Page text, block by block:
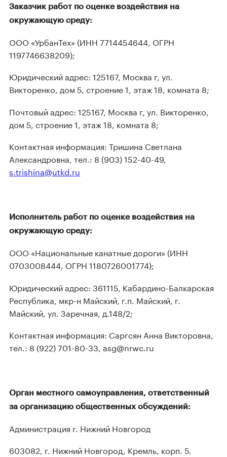
Заказчик работ по оценке воздействия на
окружающую среду:
ООО «УрбанТех» (ИНН 7714454644, ОГРН
1197746638209);
Юридический адрес: 125167, Москва г, ул.
Викторенко, дом 5, строение 1, этаж 18, комната 8;
Почтовый адрес: 125167, Москва г, ул. Викторенко,
дом 5, строение 1, этаж 18, комната 8;
Контактная информация: Тришина Светлана
Александровна, тел.: 8 (903) 152-40-49,
s.trishina@utkd.ru
Исполнитель работ по оценке воздействия на
окружающую среду:
ООО «Национальные канатные дороги» (ИНН
0703008444, ОГРН 1180726001774);
Юридический адрес: 361115, Кабардино-Балкарская
Республика, мкр-н Майский, г.п. Майский, г.
Майский, ул. Заречная, д.148/2;
Контактная информация: Саргсян Анна Викторовна,
тел.: 8 (922) 701-80-33, asg@nrwc.ru
Орган местного самоуправления, ответственный
за организацию общественных обсуждений:
Администрация г. Нижний Новгород
603082, г. Нижний Новгород, Кремль, корп. 5.